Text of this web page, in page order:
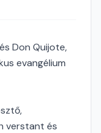
Don Quijote,
evangélium
verstant és